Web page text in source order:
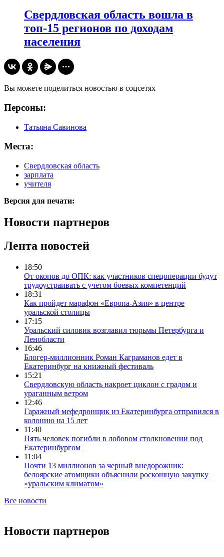
Свердловская область вошла в
топ-15 регионов по доходам
населения
Вы можете поделиться новостью в соцсетях
Персоны:
Татьяна Савинова
Места:
Свердловская область
зарплата
учителя
Версия для печати:
Новости партнеров
Лента новостей
18:50
От окопов до ОПК: как участников спецоперации будут
трудоустраивать с учетом боевых компетенций
18:31
Как пройдет марафон «Европа-Азия» в центре
уральской столицы
17:15
Уральский силовик возглавил тюрьмы Петербурга и
Ленобласти
16:46
Блогер-миллионник Роман Каграманов едет в
Екатеринбург на книжный фестиваль
15:21
Свердловскую область накроет циклон с градом и
ураганным ветром
12:46
Гаражный мефедронщик из Екатеринбурга отправился в
колонию на 15 лет
11:40
Пять человек погибли в лобовом столкновении под
Екатеринбургом
11:04
Почти 13 миллионов за черный внедорожник:
белоярские атомщики объяснили роскошную закупку
«уральским климатом»
Все новости
Новости партнеров